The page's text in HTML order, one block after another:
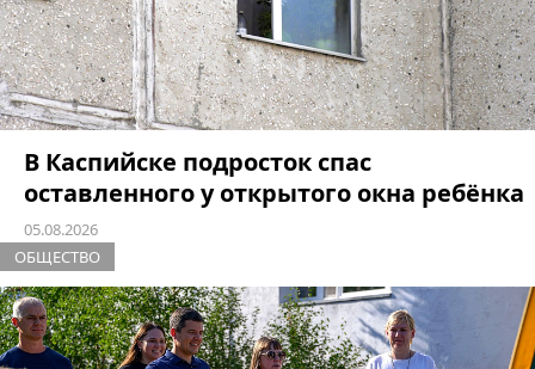
В Каспийске подросток спас
оставленного у открытого окна ребёнка
05.08.2026
ОБЩЕСТВО